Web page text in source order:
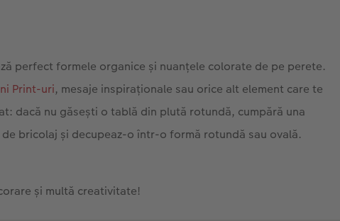
perfect formele organice și nuanțele colorate de pe perete.
Print-uri, mesaje inspiraționale sau orice alt element care te
dacă nu găsești o tablă din plută rotundă, cumpără una
bricolaj și decupeaz-o într-o formă rotundă sau ovală.
și multă creativitate!